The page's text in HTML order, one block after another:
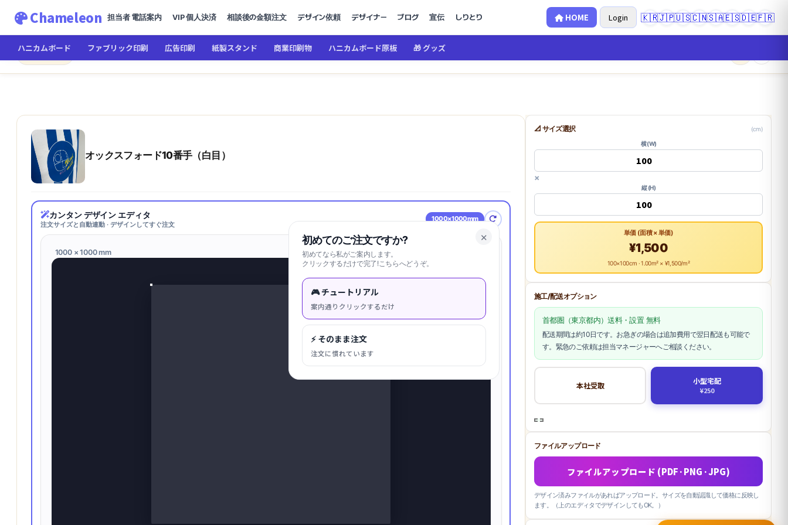
Chameleon 担当者 電話案内 VIP 個人決済 相談後の金額注文 デザイン依頼 デザイナー ブログ 宣伝 しりとり HOME Login 🇰🇷🇯🇵🇺🇸🇨🇳🇸🇦🇪🇸🇩🇪🇫🇷
ハニカムボード ファブリック印刷 広告印刷 紙製スタンド 商業印刷物 ハニカムボード原板 🎁 グッズ
← メインへ Chameleonオックスフォード10番手（白目）
オックスフォード10番手（白目）
カンタン デザイン エディタ
注文サイズと自動連動 · デザインしてすぐ注文
1000×1000mm
1000 × 1000 mm
キャンバスに合わせる
📐 サイズ選択 (cm)
横 (W)
×
縦 (H)
単価 (面積 × 単価)
¥1,500
100×100cm · 1.00m² × ¥1,500/m²
施工/配送オプション
首都圏（東京都内）送料・設置 無料
配送期間は約10日です。お急ぎの場合は追加費用で翌日配送も可能で
す。緊急のご依頼は担当マネージャーへご相談ください。
本社受取 小型宅配
¥250
ファイルアップロード
ファイルアップロード (PDF·PNG·JPG)
デザイン済みファイルがあればアップロード。サイズを自動認識して価格に反映し
ます。（上のエディタでデザインしてもOK。）
✕
初めてのご注文ですか?
初めてなら私がご案内します。
クリックするだけで完了!こちらへどうぞ。
🎮 チュートリアル
案内通りクリックするだけ
⚡ そのまま注文
注文に慣れています